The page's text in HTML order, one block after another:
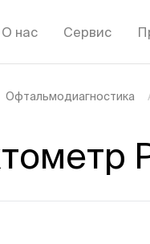
О нас Сервис
Офтальмодиагностика